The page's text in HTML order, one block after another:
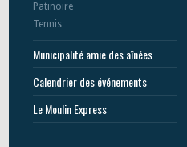
Patinoire
Tennis
Municipalité amie des aînées
Calendrier des événements
Le Moulin Express